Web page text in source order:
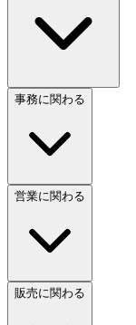
事務に関わる
営業に関わる
販売に関わる